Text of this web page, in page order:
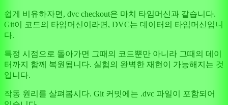
쉽게 비유하자면, dvc checkout은 마치 타임머신과 같습니다.
Git이 코드의 타임머신이라면, DVC는 데이터의 타임머신입니
다.
특정 시점으로 돌아가면 그때의 코드뿐만 아니라 그때의 데이
터까지 함께 복원됩니다. 실험의 완벽한 재현이 가능해지는 것
입니다.
작동 원리를 살펴봅시다. Git 커밋에는 .dvc 파일이 포함되어